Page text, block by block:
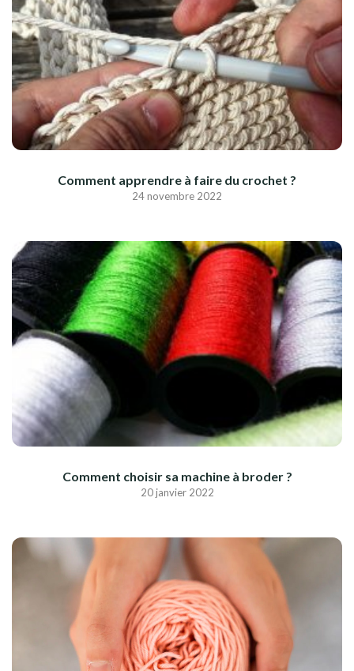
Comment apprendre à faire du crochet ?
24 novembre 2022
Comment choisir sa machine à broder ?
20 janvier 2022